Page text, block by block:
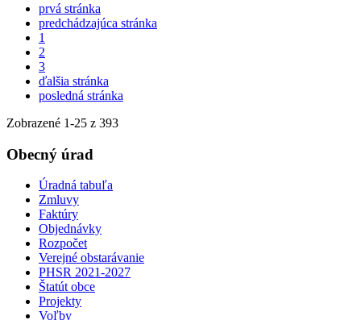
prvá stránka
predchádzajúca stránka
1
2
3
ďalšia stránka
posledná stránka
Zobrazené 1-25 z 393
Obecný úrad
Úradná tabuľa
Zmluvy
Faktúry
Objednávky
Rozpočet
Verejné obstarávanie
PHSR 2021-2027
Štatút obce
Projekty
Voľby